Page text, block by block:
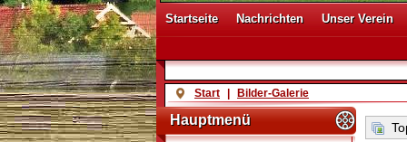
Startseite Nachrichten Unser Verein
Start Bilder-Galerie
Hauptmenü